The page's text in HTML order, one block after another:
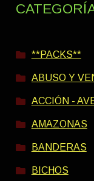
**PACKS**
ABUSO Y
ACCIÓN -
AMAZONAS
BANDERAS
BICHOS